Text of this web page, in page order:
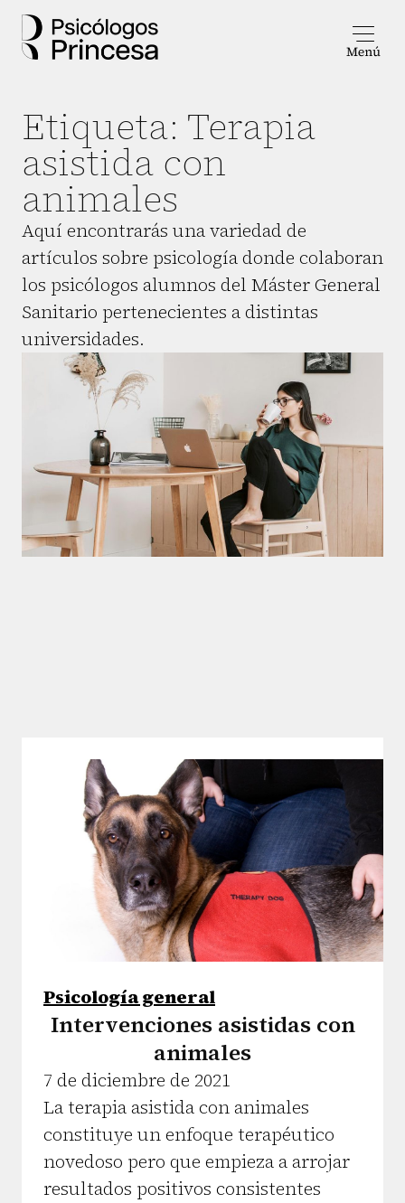
Etiqueta: Terapia
asistida con
animales
Aquí encontrarás una variedad de
artículos sobre psicología donde colaboran
los psicólogos alumnos del Máster General
Sanitario pertenecientes a distintas
universidades.
Psicología general
Intervenciones asistidas con
animales
7 de diciembre de 2021
La terapia asistida con animales
constituye un enfoque terapéutico
novedoso pero que empieza a arrojar
resultados positivos consistentes